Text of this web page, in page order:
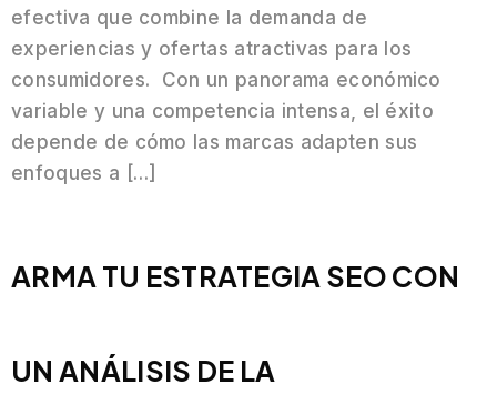
efectiva que combine la demanda de
experiencias y ofertas atractivas para los
consumidores. Con un panorama económico
variable y una competencia intensa, el éxito
depende de cómo las marcas adapten sus
enfoques a […]
ARMA TU ESTRATEGIA SEO CON
UN ANÁLISIS DE LA